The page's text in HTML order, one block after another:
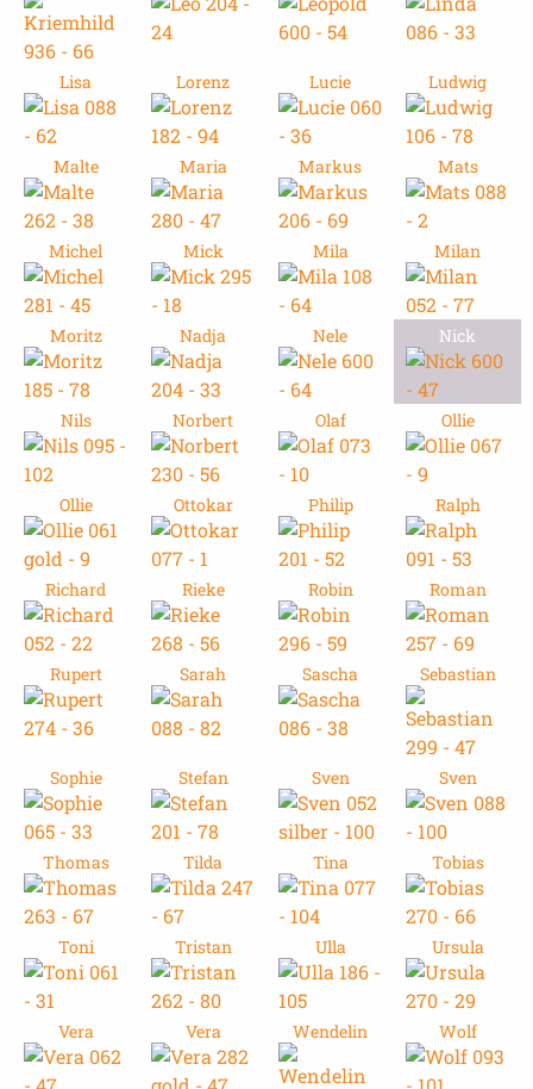
Lisa Lorenz Lucie Ludwig
Malte Maria Markus Mats
Michel Mick Mila Milan
Moritz Nadja Nele Nick
Nils Norbert Olaf Ollie
Ollie Ottokar Philip Ralph
Richard Rieke Robin Roman
Rupert Sarah Sascha Sebastian
Sophie Stefan Sven Sven
Thomas Tilda Tina Tobias
Toni Tristan Ulla Ursula
Vera Vera Wendelin Wolf